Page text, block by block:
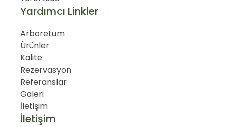
Yardımcı Linkler
Arboretum
Ürünler
Kalite
Rezervasyon
Referanslar
Galeri
İletişim
İletişim